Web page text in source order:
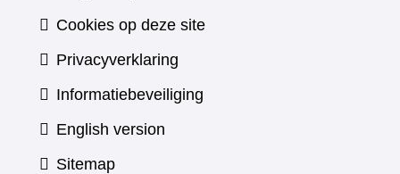
Cookies op deze site
Privacyverklaring
Informatiebeveiliging
English version
Sitemap